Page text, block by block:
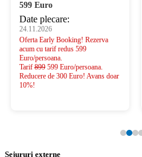
599 Euro
Date plecare:
24.11.2026
Oferta Early Booking! Rezerva
acum cu tarif redus 599
Euro/persoana.
Tarif 899 599 Euro/persoana.
Reducere de 300 Euro! Avans doar
10%!
Sejururi externe